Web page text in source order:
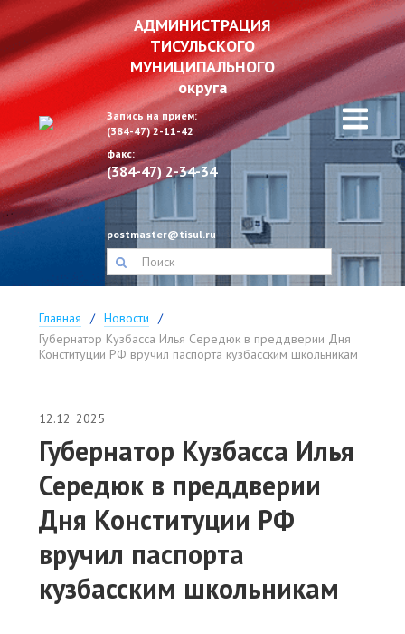
АДМИНИСТРАЦИЯ
ТИСУЛЬСКОГО
МУНИЦИПАЛЬНОГО
округа
Запись на прием:
(384-47) 2-11-42
факс:
(384-47) 2-34-34
postmaster@tisul.ru
Главная
Новости
Губернатор Кузбасса Илья Середюк в преддверии Дня
Конституции РФ вручил паспорта кузбасским школьникам
12.12 2025
Губернатор Кузбасса Илья
Середюк в преддверии
Дня Конституции РФ
вручил паспорта
кузбасским школьникам